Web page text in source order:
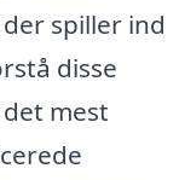
spiller ind
disse
mest